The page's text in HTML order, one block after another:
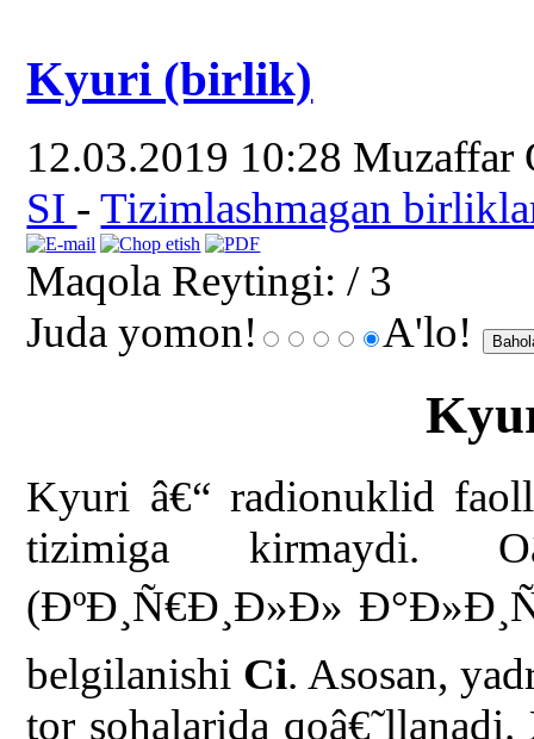
Kyuri (birlik)
12.03.2019 10:28 Muzaffar
SI -Tizimlashmagan
Maqola Reytingi: / 3
Juda yomon!
A'lo!
Kyuri â€“ radionuklid
tizimiga kirmaydi.
(ÐºÐ¸Ñ€Ð¸Ð»Ð»
belgilanishi Ci. Asosan,
tor sohalarida